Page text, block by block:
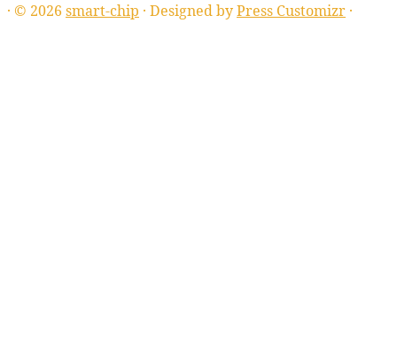
· © 2026 smart-chip · Designed byPress Customizr ·